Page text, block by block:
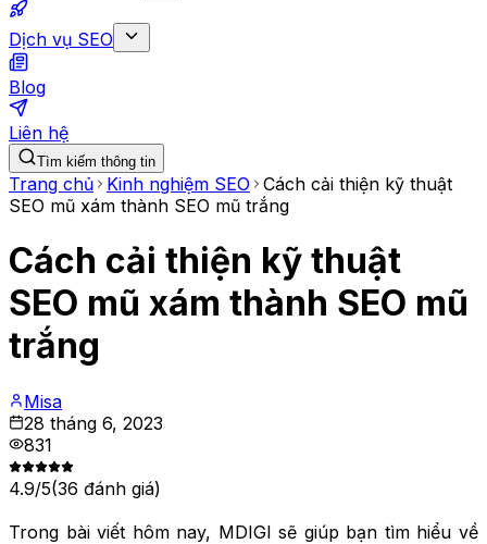
Dịch vụ SEO
Blog
Liên hệ
Tìm kiếm thông tin
Trang chủ Kinh nghiệm SEO
Cách cải thiện kỹ thuật
SEO mũ xám thành SEO mũ trắng
Cách cải thiện kỹ thuật
SEO mũ xám thành SEO mũ
trắng
Misa
28 tháng 6, 2023
831
4.9/5(36 đánh giá)
Trong bài viết hôm nay, MDIGI sẽ giúp bạn tìm hiểu về